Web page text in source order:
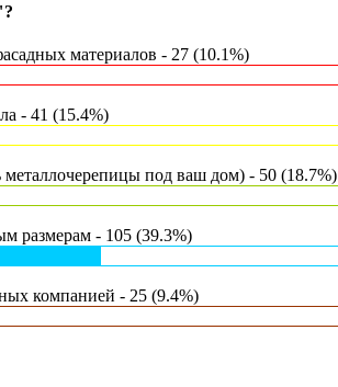
материалов - 27 (10.1%)
- 41 (15.4%)
металлочерепицы под ваш дом) - 50 (18.7%)
размерам - 105 (39.3%)
компанией - 25 (9.4%)